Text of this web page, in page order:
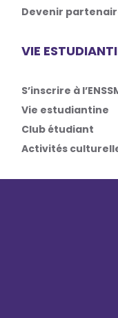
Devenir
VIE
S’inscrire à
Vie estudiantine
Club étudiant
Activités